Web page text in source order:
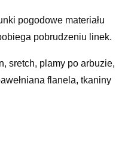
pogodowe materiału
pobrudzeniu linek.
sretch, plamy po arbuzie,
flanela, tkaniny